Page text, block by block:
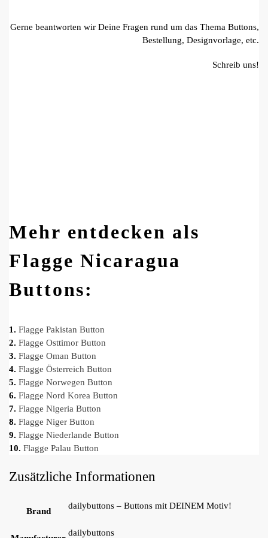
Gerne beantworten wir Deine Fragen rund um das Thema Buttons,
Bestellung, Designvorlage, etc.
Schreib uns!
Mehr entdecken als
Flagge Nicaragua
Buttons:
1. Flagge Pakistan Button
2. Flagge Osttimor Button
3. Flagge Oman Button
4. Flagge Österreich Button
5. Flagge Norwegen Button
6. Flagge Nord Korea Button
7. Flagge Nigeria Button
8. Flagge Niger Button
9. Flagge Niederlande Button
10. Flagge Palau Button
Zusätzliche Informationen
Brand
dailybuttons – Buttons mit DEINEM Motiv!
dailybuttons